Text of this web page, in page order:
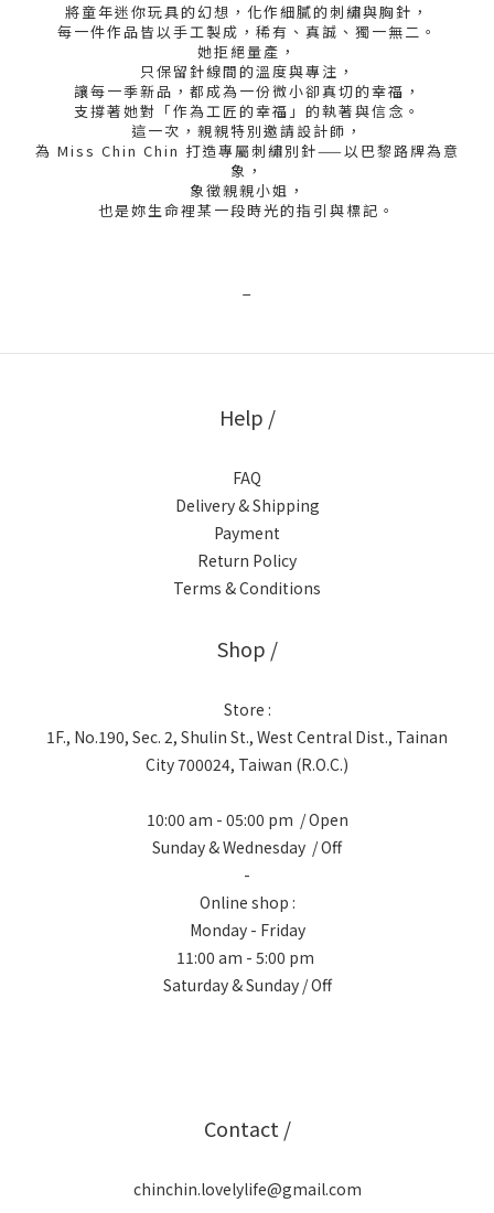
將童年迷你玩具的幻想，化作細膩的刺繡與胸針，
每一件作品皆以手工製成，稀有、真誠、獨一無二。
她拒絕量產，
只保留針線間的溫度與專注，
讓每一季新品，都成為一份微小卻真切的幸福，
支撐著她對「作為工匠的幸福」的執著與信念。
這一次，親親特別邀請設計師，
為 Miss Chin Chin 打造專屬刺繡別針——以巴黎路牌為意
象，
象徵親親小姐，
也是妳生命裡某一段時光的指引與標記。
Help /
FAQ
Delivery & Shipping
Payment
Return Policy
Terms & Conditions
Shop /
Store :
1F., No.190, Sec. 2, Shulin St., West Central Dist., Tainan
City 700024, Taiwan (R.O.C.)
10:00 am - 05:00 pm / Open
Sunday & Wednesday / Off
-
Online shop :
Monday - Friday
11:00 am - 5:00 pm
Saturday & Sunday / Off
Contact /
chinchin.lovelylife@gmail.com